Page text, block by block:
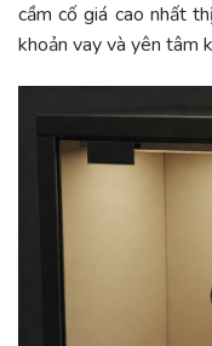
cầm cố giá cao nhất
khoản vay và yên tâm